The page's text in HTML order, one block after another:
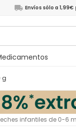
Envíos sólo a 1,99€
g
infantiles de 0-6